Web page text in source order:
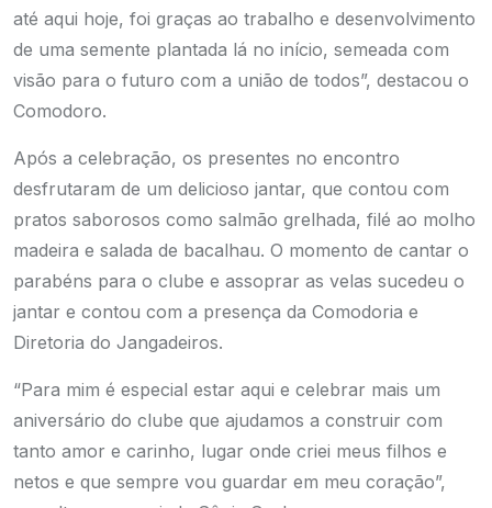
até aqui hoje, foi graças ao trabalho e desenvolvimento
de uma semente plantada lá no início, semeada com
visão para o futuro com a união de todos”, destacou o
Comodoro.
Após a celebração, os presentes no encontro
desfrutaram de um delicioso jantar, que contou com
pratos saborosos como salmão grelhada, filé ao molho
madeira e salada de bacalhau. O momento de cantar o
parabéns para o clube e assoprar as velas sucedeu o
jantar e contou com a presença da Comodoria e
Diretoria do Jangadeiros.
“Para mim é especial estar aqui e celebrar mais um
aniversário do clube que ajudamos a construir com
tanto amor e carinho, lugar onde criei meus filhos e
netos e que sempre vou guardar em meu coração”,